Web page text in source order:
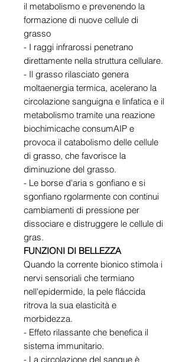
il metabolismo e prevenendo la
formazione di nuove cellule di
grasso
- I raggi infrarossi penetrano
direttamente nella struttura cellulare.
- Il grasso rilasciato genera
moltaenergia termica, acelerano la
circolazione sanguigna e linfatica e il
metabolismo tramite una reazione
biochimicache consumAIP e
provoca il catabolismo delle cellule
di grasso, che favorisce la
diminuzione del grasso.
- Le borse d'aria s gonfiano e si
sgonfiano rgolarmente con continui
cambiamenti di pressione per
dissociare e distruggere le cellule di
gras.
FUNZIONI DI BELLEZZA
Quando la corrente bionico stimola i
nervi sensoriali che termiano
nell'epidermide, la pele fláccida
ritrova la sua elasticità e
morbidezza.
- Effeto rilassante che benefica il
sistema immunitario.
- La circolazione del sangue è